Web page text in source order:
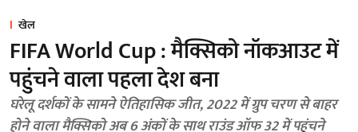
खेल
FIFA World Cup : मैक्सिको नॉकआउट में
पहुंचने वाला पहला देश बना
घरेलू दर्शकों के सामने ऐतिहासिक जीत, 2022 में ग्रुप चरण से बाहर
होने वाला मैक्सिको अब 6 अंकों के साथ राउंड ऑफ 32 में पहुंचने